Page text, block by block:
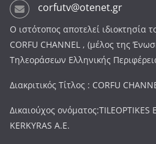
corfutv@otenet.gr
Ο ιστότοπος αποτελεί ιδιοκτησία
CORFU CHANNEL , (μέλος της
Τηλεοράσεων Ελληνικής
Διακριτικός Τίτλος : CORFU
Δικαιούχος ονόματος:TILEOPTIKES
KERKYRAS A.E.